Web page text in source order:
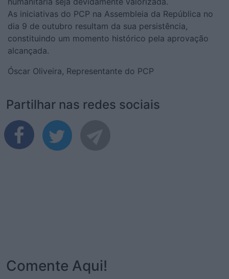
As iniciativas do PCP na Assembleia da República no
dia 9 de outubro resultam da sua persistência,
constituindo um momento histórico pela aprovação
alcançada.
Óscar Oliveira, Representante do PCP
Partilhar nas redes sociais
Comente Aqui!